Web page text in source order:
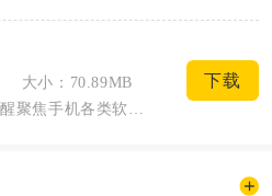
大小：70.89MB
下载